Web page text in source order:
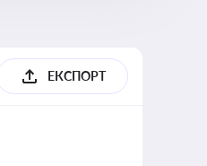
ЕКСПОРТ